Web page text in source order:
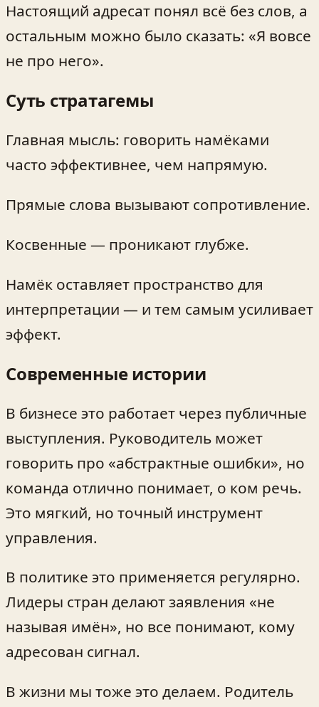
Настоящий адресат понял всё без слов, а
остальным можно было сказать: «Я вовсе
не про него».
Суть стратагемы
Главная мысль: говорить намёками
часто эффективнее, чем напрямую.
Прямые слова вызывают сопротивление.
Косвенные — проникают глубже.
Намёк оставляет пространство для
интерпретации — и тем самым усиливает
эффект.
Современные истории
В бизнесе это работает через публичные
выступления. Руководитель может
говорить про «абстрактные ошибки», но
команда отлично понимает, о ком речь.
Это мягкий, но точный инструмент
управления.
В политике это применяется регулярно.
Лидеры стран делают заявления «не
называя имён», но все понимают, кому
адресован сигнал.
В жизни мы тоже это делаем. Родитель